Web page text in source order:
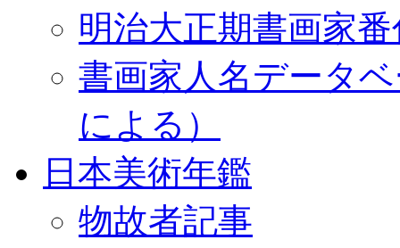
明治大正期書画家
書画家人名データ
による）
日本美術年鑑
物故者記事